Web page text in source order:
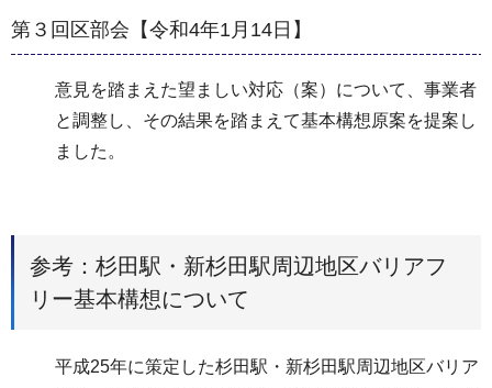
第３回区部会【令和4年1月14日】
意見を踏まえた望ましい対応（案）について、事業者
と調整し、その結果を踏まえて基本構想原案を提案し
ました。
参考：杉田駅・新杉田駅周辺地区バリアフ
リー基本構想について
平成25年に策定した杉田駅・新杉田駅周辺地区バリア